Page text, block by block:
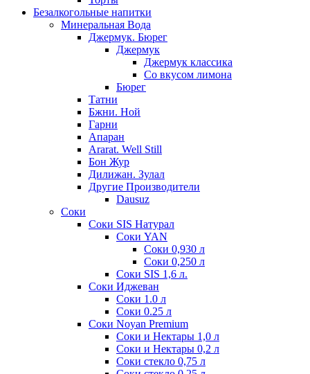
Безалкогольные напитки
Минеральная Вода
Джермук. Бюрег
Джермук
Джермук классика
Со вкусом лимона
Бюрег
Татни
Бжни. Ной
Гарни
Апаран
Ararat. Well Still
Бон Жур
Дилижан. Зулал
Другие Производители
Dausuz
Соки
Соки SIS Натурал
Соки YAN
Соки 0,930 л
Соки 0,250 л
Соки SIS 1,6 л.
Соки Иджеван
Соки 1.0 л
Соки 0.25 л
Соки Noyan Premium
Соки и Нектары 1,0 л
Соки и Нектары 0,2 л
Соки стекло 0,75 л